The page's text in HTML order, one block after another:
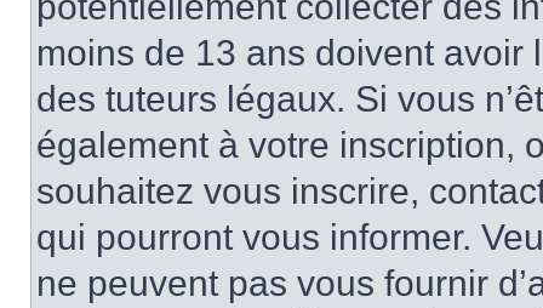
moins de 13 ans doivent
des tuteurs légaux. Si vous
également à votre inscription,
souhaitez vous inscrire,
qui pourront vous informer.
ne peuvent pas vous fournir